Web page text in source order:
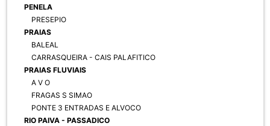
PENELA
PRESEPIO
PRAIAS
BALEAL
CARRASQUEIRA - CAIS PALAFITICO
PRAIAS FLUVIAIS
A V O
FRAGAS S SIMAO
PONTE 3 ENTRADAS E ALVOCO
RIO PAIVA - PASSADICO